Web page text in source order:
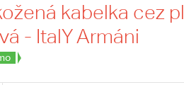
kabelka cez
- ItalY Armáni